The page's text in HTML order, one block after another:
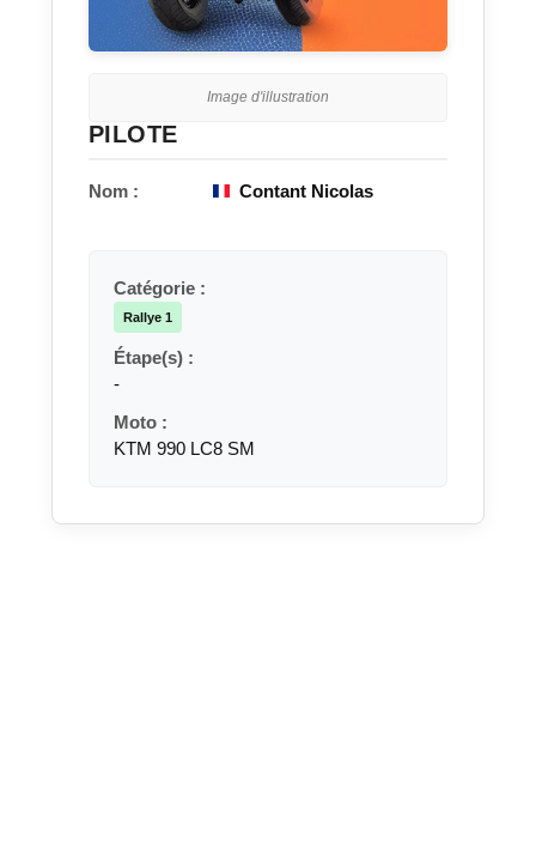
Image d'illustration
PILOTE
Nom : Contant Nicolas
Catégorie :
Rallye 1
Étape(s) :
-
Moto :
KTM 990 LC8 SM